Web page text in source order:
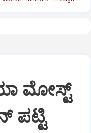
ಮೋಸ್ಟ್
ಪಟ್ಟಿ